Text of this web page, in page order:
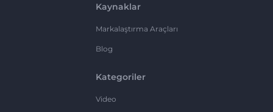
Kaynaklar
Markalaştırma Araçları
Blog
Kategoriler
Video